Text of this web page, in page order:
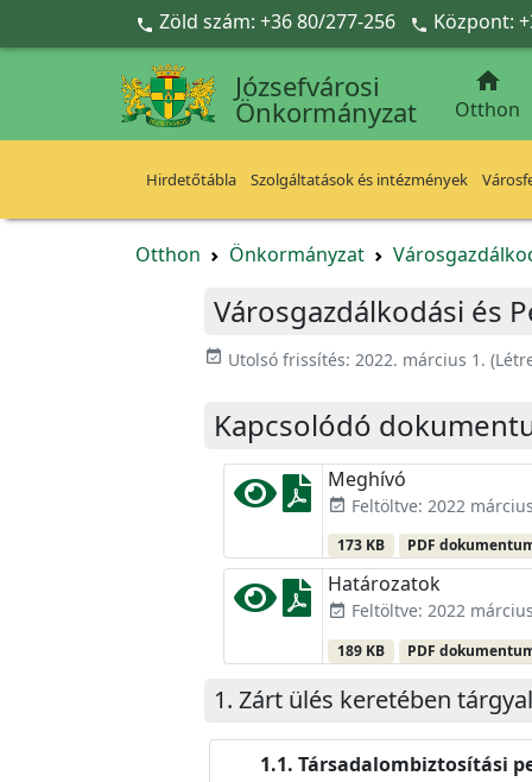
Ugrás a fő tartalomra
 Zöld szám: +36 80/277-256  Központ:
Józsefvárosi
Önkormányzat

Otthon
Hirdetőtábla Szolgáltatások és intézmények
Otthon Önkormányzat
Városgazdálkodási és
event_available Utolsó frissítés: 2022. március 1.
Kapcsolódó
Meghívó
event_available Feltöltve: 2022
173 KB PDF
Határozatok
event_available Feltöltve: 2022
189 KB PDF
Zárt ülés keretében
Társadalombiztosítási